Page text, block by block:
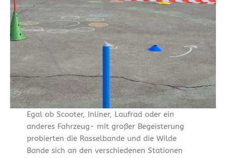
Egal ob Scooter, Inliner, Laufrad oder ein
anderes Fahrzeug- mit großer Begeisterung
probierten die Rasselbande und die Wilde
Bande sich an den verschiedenen Stationen